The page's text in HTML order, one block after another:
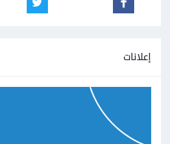
إعلانات